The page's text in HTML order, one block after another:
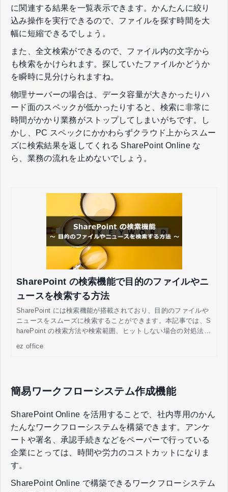
に関連する結果を一覧表示できます。かんたんに絞り
込み操作を実行できるので、ファイルを探す時間を大
幅に短縮できるでしょう。
また、全文検索ができるので、ファイル内の文字から
も検索をかけられます。探していたファイルかどうか
を瞬時に見分けられますね。
物理サーバーの場合は、データ容量が大きかったりハ
ード面のスペックが低かったりすると、検索に非常に
時間がかかり業務がストップしてしまいがちです。し
かし、PC スペックにかかわらずクラウド上からスムー
ズに検索結果を返してくれる SharePoint Online な
ら、業務の流れを止めないでしょう。
SharePoint の検索機能で目的のファイルやニ
ュースを検索する方法
SharePoint には検索機能が搭載されており、目的のファイルや
ニュースをスムーズに検索することができます。本記事では、S
harePoint の検索方法や検索範囲、ヒットしない場合の対処法な
ez office
簡易ワークフローシステム作成機能
SharePoint Online を活用することで、社内専用のかん
たんなワークフローシステムを構築できます。アンケ
ートや署名、承認手続きなどをペーパーで行っている
企業にとっては、時間や労力のコストカットになりま
す。
SharePoint Online で構築できるワークフローシステム